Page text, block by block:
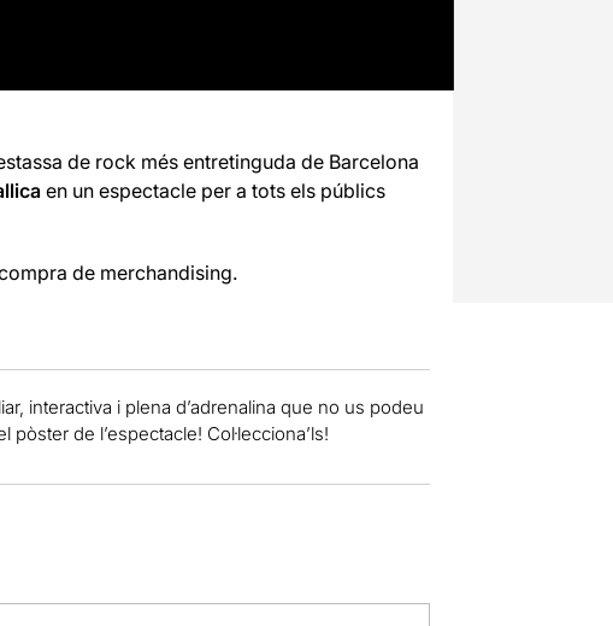
de rock més entretinguda de Barcelona
en un espectacle per a tots els públics
de merchandising.
interactiva i plena d’adrenalina que no us podeu
de l’espectacle! Col·lecciona’ls!